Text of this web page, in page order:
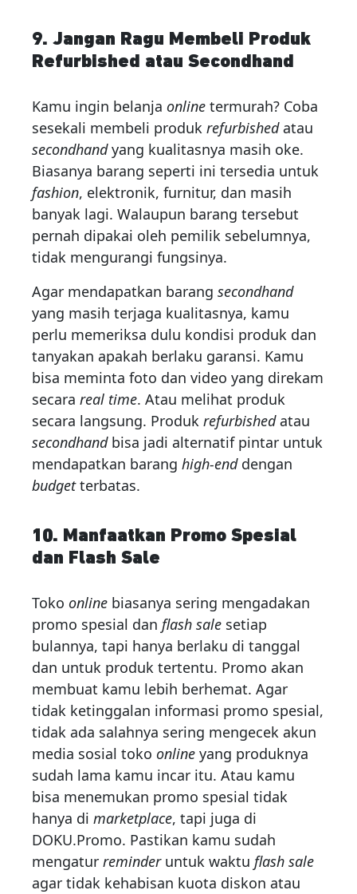
9. Jangan Ragu Membeli Produk
Refurbished atau Secondhand
Kamu ingin belanja online termurah? Coba
sesekali membeli produk refurbishedatau
secondhandyang kualitasnya masih oke.
Biasanya barang seperti ini tersedia untuk
fashion, elektronik, furnitur, dan masih
banyak lagi. Walaupun barang tersebut
pernah dipakai oleh pemilik sebelumnya,
tidak mengurangi fungsinya.
Agar mendapatkan barang secondhand
yang masih terjaga kualitasnya, kamu
perlu memeriksa dulu kondisi produk dan
tanyakan apakah berlaku garansi. Kamu
bisa meminta foto dan video yang direkam
secara real time. Atau melihat produk
secara langsung. Produk refurbishedatau
secondhandbisa jadi alternatif pintar untuk
mendapatkan barang high-enddengan
budgetterbatas.
10. Manfaatkan Promo Spesial
dan Flash Sale
Toko online biasanya sering mengadakan
promo spesial dan flash sale setiap
bulannya, tapi hanya berlaku di tanggal
dan untuk produk tertentu. Promo akan
membuat kamu lebih berhemat. Agar
tidak ketinggalan informasi promo spesial,
tidak ada salahnya sering mengecek akun
media sosial toko online yang produknya
sudah lama kamu incar itu. Atau kamu
bisa menemukan promo spesial tidak
hanya di marketplace, tapi juga di
DOKU.Promo. Pastikan kamu sudah
mengatur reminderuntuk waktu flash sale
agar tidak kehabisan kuota diskon atau